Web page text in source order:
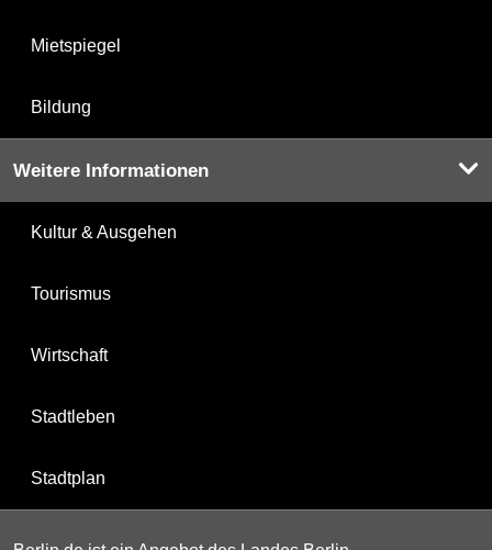
Mietspiegel
Bildung
Weitere Informationen
Kultur & Ausgehen
Tourismus
Wirtschaft
Stadtleben
Stadtplan